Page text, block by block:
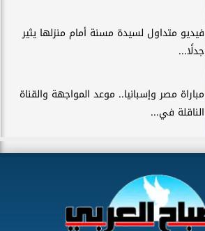
فيديو متداول لسيدة مسنة أمام منزلها يثير
جدلًا...
مباراة مصر وإسبانيا.. موعد المواجهة والقناة
الناقلة في...